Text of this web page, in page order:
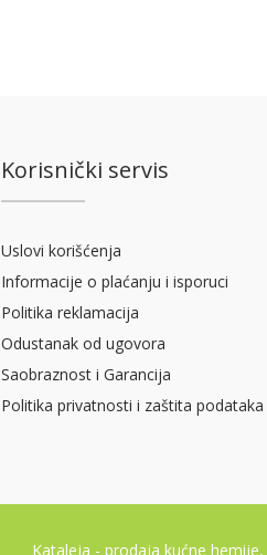
Korisnički servis
Uslovi korišćenja
Informacije o plaćanju i isporuci
Politika reklamacija
Odustanak od ugovora
Saobraznost i Garancija
Politika privatnosti i zaštita podataka
Kataleja - prodaja kućne